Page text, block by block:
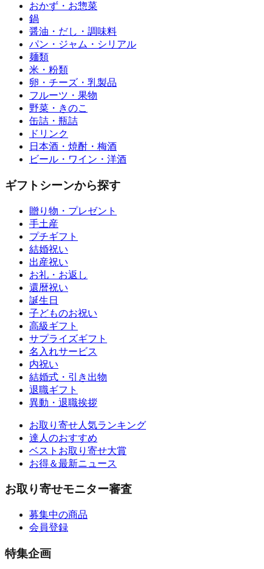
おかず・お惣菜
鍋
醤油・だし・調味料
パン・ジャム・シリアル
麺類
米・粉類
卵・チーズ・乳製品
フルーツ・果物
野菜・きのこ
缶詰・瓶詰
ドリンク
日本酒・焼酎・梅酒
ビール・ワイン・洋酒
ギフトシーンから探す
贈り物・プレゼント
手土産
プチギフト
結婚祝い
出産祝い
お礼・お返し
還暦祝い
誕生日
子どものお祝い
高級ギフト
サプライズギフト
名入れサービス
内祝い
結婚式・引き出物
退職ギフト
異動・退職挨拶
お取り寄せ人気ランキング
達人のおすすめ
ベストお取り寄せ大賞
お得＆最新ニュース
お取り寄せモニター審査
募集中の商品
会員登録
特集企画